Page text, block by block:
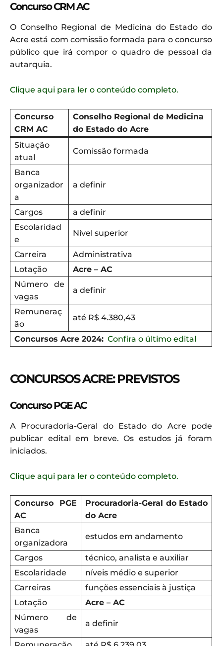
Concurso CRM AC
O Conselho Regional de Medicina do Estado do
Acre está com comissão formada para o concurso
público que irá compor o quadro de pessoal da
autarquia.
Clique aqui para ler o conteúdo completo.
Concurso
CRM AC
Conselho Regional de Medicina
do Estado do Acre
Situação
atual
Comissão formada
Banca
organizador
a
a definir
Cargos
a definir
Escolaridad
e
Nível superior
Carreira
Administrativa
Lotação
Acre – AC
Número de
vagas
a definir
Remuneraç
ão
até R$ 4.380,43
Concursos Acre 2024: Confira o último edital
CONCURSOS ACRE: PREVISTOS
Concurso PGE AC
A Procuradoria-Geral do Estado do Acre pode
publicar edital em breve. Os estudos já foram
iniciados.
Clique aqui para ler o conteúdo completo.
Concurso PGE
AC
Procuradoria-Geral do Estado
do Acre
Banca
organizadora
estudos em andamento
Cargos
técnico, analista e auxiliar
Escolaridade
níveis médio e superior
Carreiras
funções essenciais à justiça
Lotação
Acre – AC
Número de
vagas
a definir